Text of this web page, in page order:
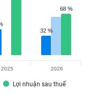
32 %
32 %
68 %
68 %
Lợi nhuận sau thuế
2025 2026